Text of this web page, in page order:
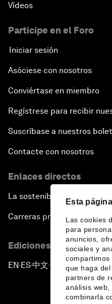
Esta
Las cookies
para
anuncios,
sociales y
que haga
partners de
análisis web,
combinarla
Vídeos
Participe en el Foro
Iniciar sesión
Asóciese con nosotros
Conviértase en miembro
Regístrese para recibir
Suscríbase a nuestros
Contacte con nosotros
Enlaces directos
La sostenibilidad en el Foro
Carreras profesionales
Ediciones en otros
EN ▪ES▪中文▪ 日本語